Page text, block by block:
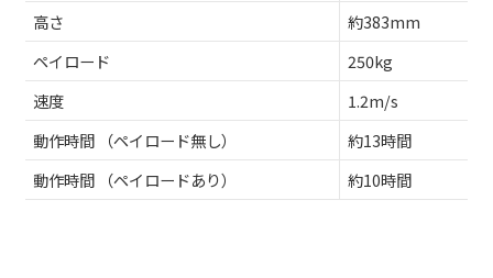
高さ
約383mm
ペイロード
250kg
速度
1.2m/s
動作時間 （ペイロード無し）
約13時間
動作時間 （ペイロードあり）
約10時間